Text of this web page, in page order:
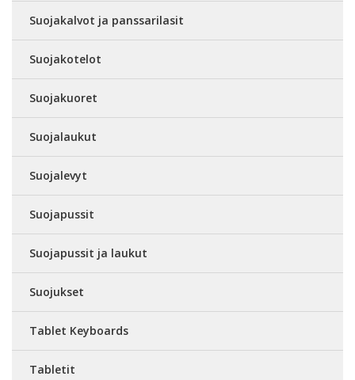
Suojakalvot ja panssarilasit
Suojakotelot
Suojakuoret
Suojalaukut
Suojalevyt
Suojapussit
Suojapussit ja laukut
Suojukset
Tablet Keyboards
Tabletit